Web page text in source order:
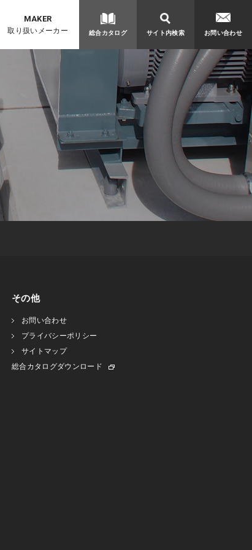
取り扱いメーカー 総合カタログ サイト内検索 お問い合わせ
その他
お問い合わせ
プライバシーポリシー
サイトマップ
総合カタログダウンロード